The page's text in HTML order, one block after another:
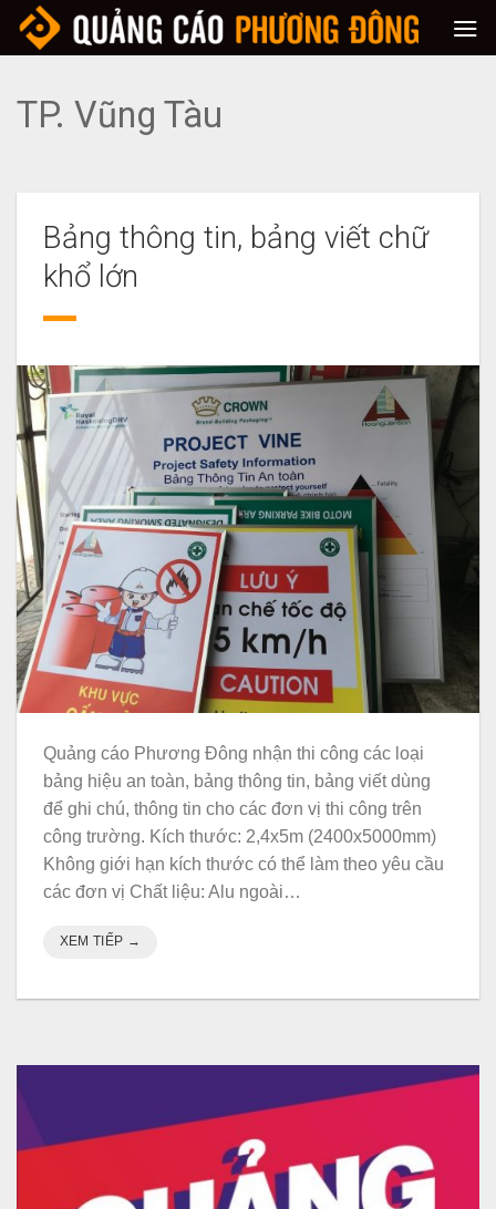
Skip
TP. Vũng Tàu
Bảng thông tin, bảng viết chữ
khổ lớn
Quảng cáo Phương Đông nhận thi công các loại
bảng hiệu an toàn, bảng thông tin, bảng viết dùng
để ghi chú, thông tin cho các đơn vị thi công trên
công trường. Kích thước: 2,4x5m (2400x5000mm)
Không giới hạn kích thước có thể làm theo yêu cầu
các đơn vị Chất liệu: Alu ngoài…
XEM TIẾP →